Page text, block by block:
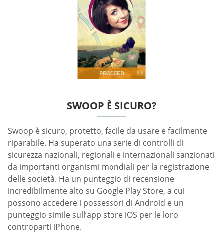
SWOOP È SICURO?
Swoop è sicuro, protetto, facile da usare e facilmente
riparabile. Ha superato una serie di controlli di
sicurezza nazionali, regionali e internazionali sanzionati
da importanti organismi mondiali per la registrazione
delle società. Ha un punteggio di recensione
incredibilmente alto su Google Play Store, a cui
possono accedere i possessori di Android e un
punteggio simile sull’app store iOS per le loro
controparti iPhone.